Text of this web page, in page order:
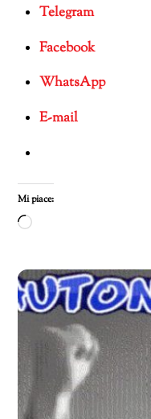
Telegram
Facebook
WhatsApp
E-mail
Mi piace:
Caricamento
corso…